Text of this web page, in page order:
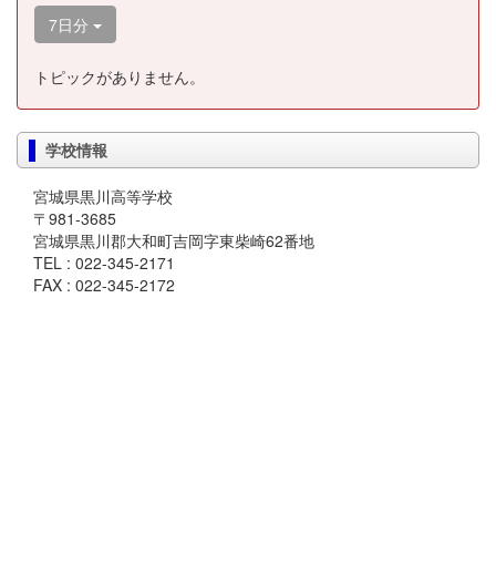
7日分
トピックがありません。
学校情報
宮城県黒川高等学校
〒981-3685
宮城県黒川郡大和町吉岡字東柴崎62番地
TEL : 022-345-2171
FAX : 022-345-2172